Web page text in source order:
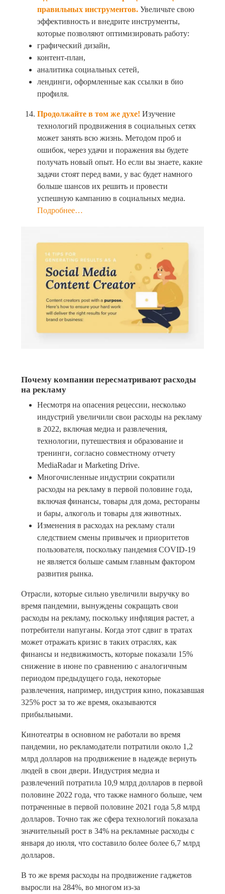
правильных инструментов. Увеличьте свою
эффективность и внедрите инструменты,
которые позволяют оптимизировать работу:
графический дизайн,
контент-план,
аналитика социальных сетей,
лендинги, оформленные как ссылки в био
профиля.
Продолжайте в том же духе! Изучение
технологий продвижения в социальных сетях
может занять всю жизнь. Методом проб и
ошибок, через удачи и поражения вы будете
получать новый опыт. Но если вы знаете, какие
задачи стоят перед вами, у вас будет намного
больше шансов их решить и провести
успешную кампанию в социальных медиа.
Подробнее…
Почему компании пересматривают расходы
на рекламу
Несмотря на опасения рецессии, несколько
индустрий увеличили свои расходы на рекламу
в 2022, включая медиа и развлечения,
технологии, путешествия и образование и
тренинги, согласно совместному отчету
MediaRadar и Marketing Drive.
Многочисленные индустрии сократили
расходы на рекламу в первой половине года,
включая финансы, товары для дома, рестораны
и бары, алкоголь и товары для животных.
Изменения в расходах на рекламу стали
следствием смены привычек и приоритетов
пользователя, поскольку пандемия COVID-19
не является больше самым главным фактором
развития рынка.
Отрасли, которые сильно увеличили выручку во
время пандемии, вынуждены сокращать свои
расходы на рекламу, поскольку инфляция растет, а
потребители напуганы. Когда этот сдвиг в тратах
может отражать кризис в таких отраслях, как
финансы и недвижимость, которые показали 15%
снижение в июне по сравнению с аналогичным
периодом предыдущего года, некоторые
развлечения, например, индустрия кино, показавшая
325% рост за то же время, оказываются
прибыльными.
Кинотеатры в основном не работали во время
пандемии, но рекламодатели потратили около 1,2
млрд долларов на продвижение в надежде вернуть
людей в свои двери. Индустрия медиа и
развлечений потратила 10,9 млрд долларов в первой
половине 2022 года, что также намного больше, чем
потраченные в первой половине 2021 года 5,8 млрд
долларов. Точно так же сфера технологий показала
значительный рост в 34% на рекламные расходы с
января до июля, что составило более более 6,7 млрд
долларов.
В то же время расходы на продвижение гаджетов
выросли на 284%, во многом из-за